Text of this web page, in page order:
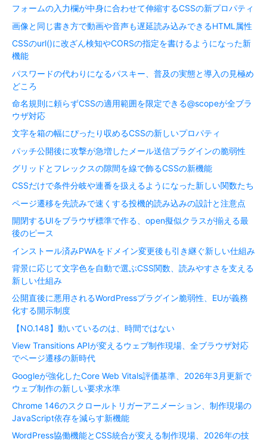
フォームの入力欄が中身に合わせて伸縮するCSSの新プロパティ
画像と同じ書き方で動画や音声も遅延読み込みできるHTML属性
CSSのurl()に改ざん検知やCORSの指定を書けるようになった新
機能
パスワードの代わりになるパスキー、普及の実態と導入の見極め
どころ
命名規則に頼らずCSSの適用範囲を限定できる@scopeが全ブラ
ウザ対応
文字を箱の幅にぴったり収めるCSSの新しいプロパティ
パッチ公開後に攻撃が急増したメール送信プラグインの脆弱性
グリッドとフレックスの隙間を線で飾るCSSの新機能
CSSだけで条件分岐や連番を扱えるようになった新しい関数たち
ページ遷移を先読みで速くする投機的読み込みの設計と注意点
開閉するUIをブラウザ標準で作る、open擬似クラスが揃える最
後のピース
インストール済みPWAをドメイン変更後も引き継ぐ新しい仕組み
背景に応じて文字色を自動で選ぶCSS関数、読みやすさを支える
新しい仕組み
公開直後に悪用されるWordPressプラグイン脆弱性、EUが義務
化する開示制度
【NO.148】動いているのは、時間ではない
View Transitions APIが変えるウェブ制作現場、全ブラウザ対応
でページ遷移の新時代
Googleが強化したCore Web Vitals評価基準、2026年3月更新で
ウェブ制作の新しい要求水準
Chrome 146のスクロールトリガーアニメーション、制作現場の
JavaScript依存を減らす新機能
WordPress協働機能とCSS統合が変える制作現場、2026年の技